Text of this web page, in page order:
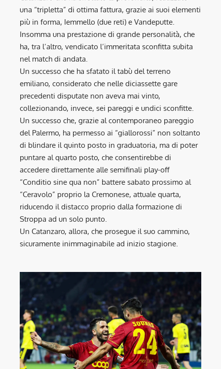
una “tripletta” di ottima fattura, grazie ai suoi elementi
più in forma, Iemmello (due reti) e Vandeputte.
Insomma una prestazione di grande personalità, che
ha, tra l’altro, vendicato l’immeritata sconfitta subita
nel match di andata.
Un successo che ha sfatato il tabù del terreno
emiliano, considerato che nelle diciassette gare
precedenti disputate non aveva mai vinto,
collezionando, invece, sei pareggi e undici sconfitte.
Un successo che, grazie al contemporaneo pareggio
del Palermo, ha permesso ai “giallorossi” non soltanto
di blindare il quinto posto in graduatoria, ma di poter
puntare al quarto posto, che consentirebbe di
accedere direttamente alle semifinali play-off
“Conditio sine qua non” battere sabato prossimo al
“Ceravolo” proprio la Cremonese, attuale quarta,
riducendo il distacco proprio dalla formazione di
Stroppa ad un solo punto.
Un Catanzaro, allora, che prosegue il suo cammino,
sicuramente inimmaginabile ad inizio stagione.